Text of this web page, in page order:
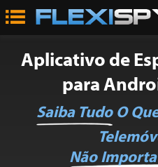
Aplicativo de
para
Saiba TudoO
Não